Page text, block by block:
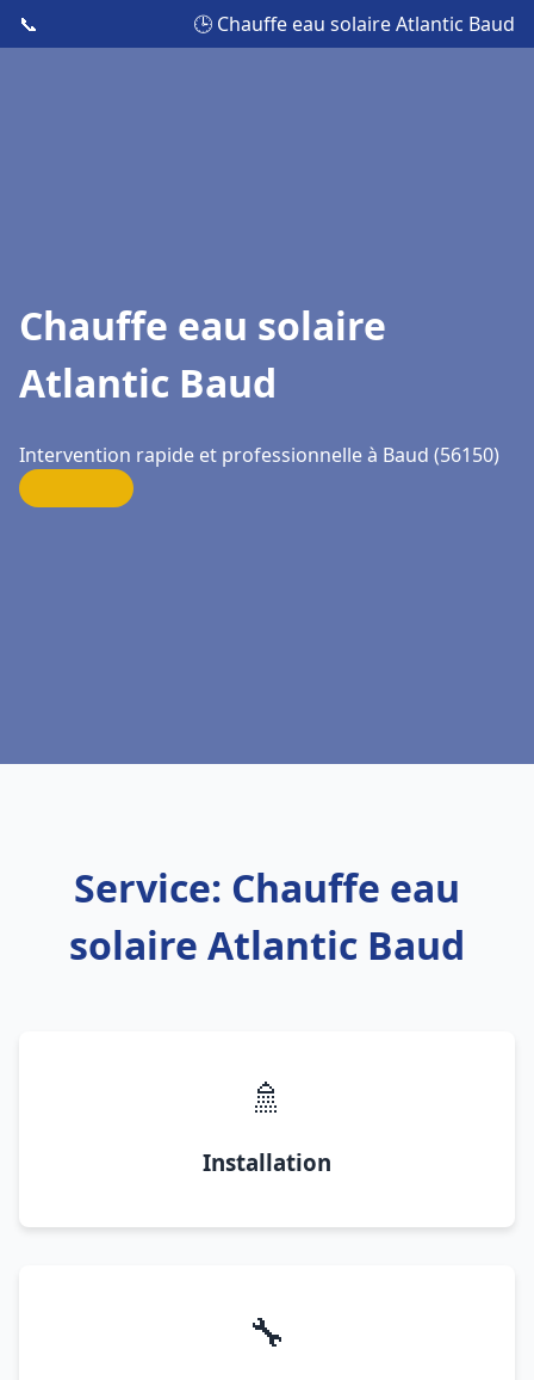
📞 🕒 Chauffe eau solaire Atlantic Baud
Chauffe eau solaire
Atlantic Baud
Intervention rapide et professionnelle à Baud (56150)
Service: Chauffe eau
solaire Atlantic Baud
🚿
Installation
🔧